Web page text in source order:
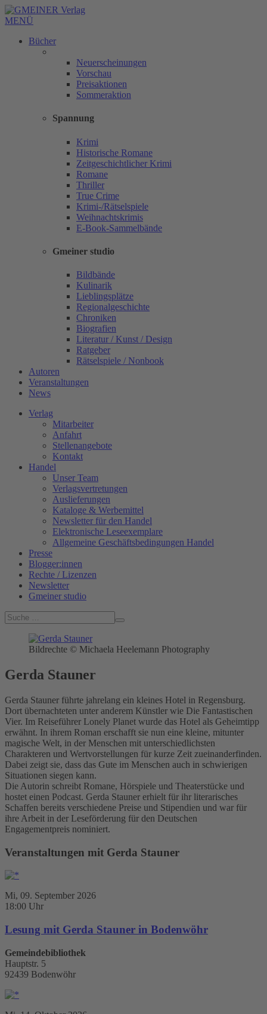
MENÜ
Bücher
Neuerscheinungen
Vorschau
Preisaktionen
Sommeraktion
Spannung
Krimi
Historische Romane
Zeitgeschichtlicher Krimi
Romane
Thriller
True Crime
Krimi-/Rätselspiele
Weihnachtskrimis
E-Book-Sammelbände
Gmeiner studio
Bildbände
Kulinarik
Lieblingsplätze
Regionalgeschichte
Chroniken
Biografien
Literatur / Kunst / Design
Ratgeber
Rätselspiele / Nonbook
Autoren
Veranstaltungen
News
Verlag
Mitarbeiter
Anfahrt
Stellenangebote
Kontakt
Handel
Unser Team
Verlagsvertretungen
Auslieferungen
Kataloge & Werbemittel
Newsletter für den Handel
Elektronische Leseexemplare
Allgemeine Geschäftsbedingungen Handel
Presse
Blogger:innen
Rechte / Lizenzen
Newsletter
Gmeiner studio
Bildrechte © Michaela Heelemann Photography
Gerda Stauner
Gerda Stauner führte jahrelang ein kleines Hotel in Regensburg.
Dort übernachteten unter anderem Künstler wie Die Fantastischen
Vier. Im Reiseführer Lonely Planet wurde das Hotel als Geheimtipp
erwähnt. In ihrem Roman erschafft sie nun eine kleine, mitunter
magische Welt, in der Menschen mit unterschiedlichsten
Charakteren und Wertvorstellungen für kurze Zeit zueinanderfinden.
Dabei zeigt sie, dass das Gute im Menschen auch in schwierigen
Situationen siegen kann.
Die Autorin schreibt Romane, Hörspiele und Theaterstücke und
hostet einen Podcast. Gerda Stauner erhielt für ihr literarisches
Schaffen bereits verschiedene Preise und Stipendien und war für
ihre Arbeit in der Leseförderung für den Deutschen
Engagementpreis nominiert.
Veranstaltungen mit Gerda Stauner
Mi, 09. September 2026
18:00 Uhr
Lesung mit Gerda Stauner in Bodenwöhr
Gemeindebibliothek
Hauptstr. 5
92439 Bodenwöhr